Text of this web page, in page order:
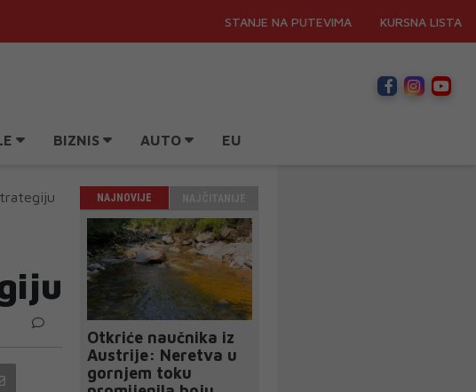
STANJE NA PUTEVIMA KURSNA LISTA
BIZNIS AUTO EU
NAJNOVIJE
Otkriće naučnika iz
Austrije: Neretva u
gornjem toku